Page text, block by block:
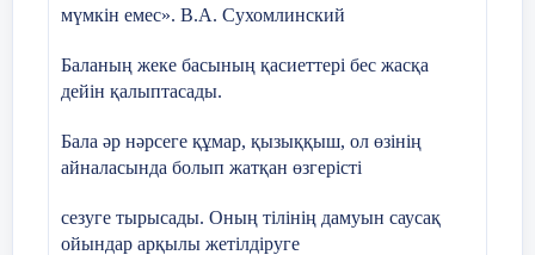
мүмкін емес». В.А. Сухомлинский
Баланың жеке басының қасиеттері бес жасқа
дейін қалыптасады.
Бала әр нәрсеге құмар, қызыққыш, ол өзінің
айналасында болып жатқан өзгерісті
сезуге тырысады. Оның тілінің дамуын саусақ
ойындар арқылы жетілдіруге